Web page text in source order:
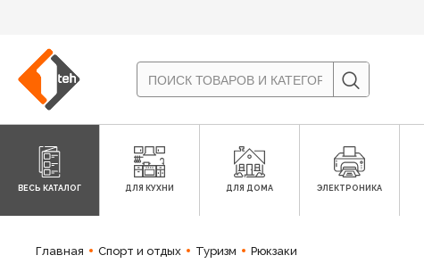
ВЕСЬ КАТАЛОГ ДЛЯ КУХНИ ДЛЯ ДОМА ЭЛЕКТРОНИКА
Главная Спорт и отдых Туризм Рюкзаки